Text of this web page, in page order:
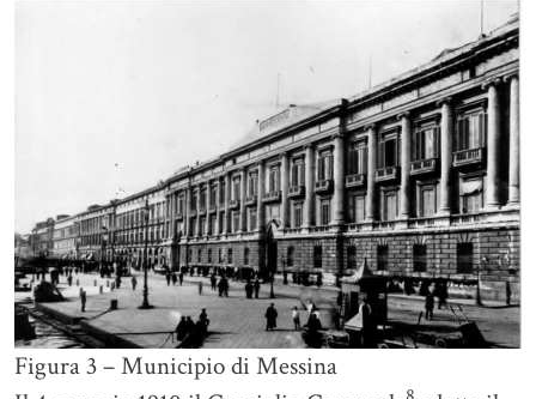
Figura 3 – Municipio di Messina